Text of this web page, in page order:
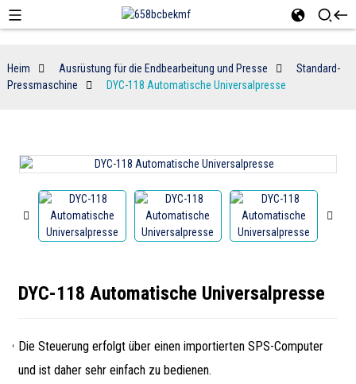
Heim Ausrüstung für die Endbearbeitung und Presse
Standard-
Pressmaschine
DYC-118 Automatische Universalpresse
DYC-118 Automatische Universalpresse
Die Steuerung erfolgt über einen importierten SPS-Computer
und ist daher sehr einfach zu bedienen.